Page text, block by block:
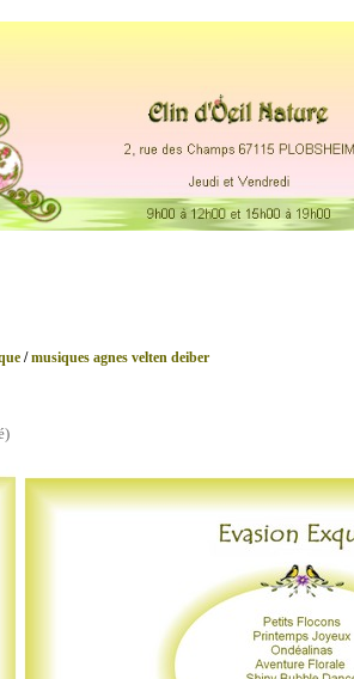
/musiques agnes velten deiber